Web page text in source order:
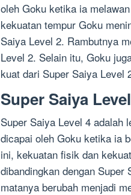
oleh Goku ketika ia
kekuatan tempur Goku
Saiya Level 2. Rambutnya
Level 2. Selain itu, Goku
kuat dari Super Saiya Level
Super Saiya
Super Saiya Level 4 adalah
dicapai oleh Goku ketika ia
ini, kekuatan fisik dan
dibandingkan dengan
matanya berubah menjadi